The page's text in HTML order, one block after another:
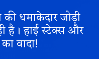
धमाकेदार जोड़ी
है। हाई स्टेक्स और
वादा!